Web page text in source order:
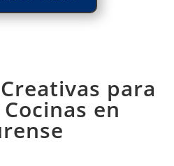
para
en